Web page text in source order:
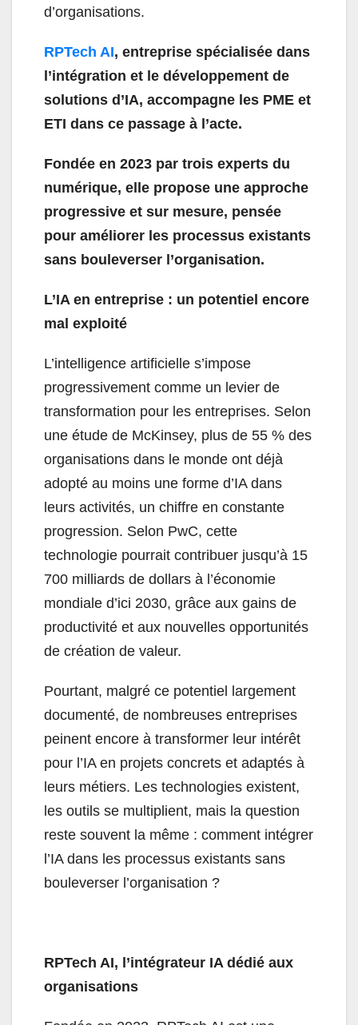
d’organisations.
RPTech AI, entreprise spécialisée dans
l’intégration et le développement de
solutions d’IA, accompagne les PME et
ETI dans ce passage à l’acte.
Fondée en 2023 par trois experts du
numérique, elle propose une approche
progressive et sur mesure, pensée
pour améliorer les processus existants
sans bouleverser l’organisation.
L’IA en entreprise : un potentiel encore
mal exploité
L’intelligence artificielle s’impose
progressivement comme un levier de
transformation pour les entreprises. Selon
une étude de McKinsey, plus de 55 % des
organisations dans le monde ont déjà
adopté au moins une forme d’IA dans
leurs activités, un chiffre en constante
progression. Selon PwC, cette
technologie pourrait contribuer jusqu’à 15
700 milliards de dollars à l’économie
mondiale d’ici 2030, grâce aux gains de
productivité et aux nouvelles opportunités
de création de valeur.
Pourtant, malgré ce potentiel largement
documenté, de nombreuses entreprises
peinent encore à transformer leur intérêt
pour l’IA en projets concrets et adaptés à
leurs métiers. Les technologies existent,
les outils se multiplient, mais la question
reste souvent la même : comment intégrer
l’IA dans les processus existants sans
bouleverser l’organisation ?
RPTech AI, l’intégrateur IA dédié aux
organisations